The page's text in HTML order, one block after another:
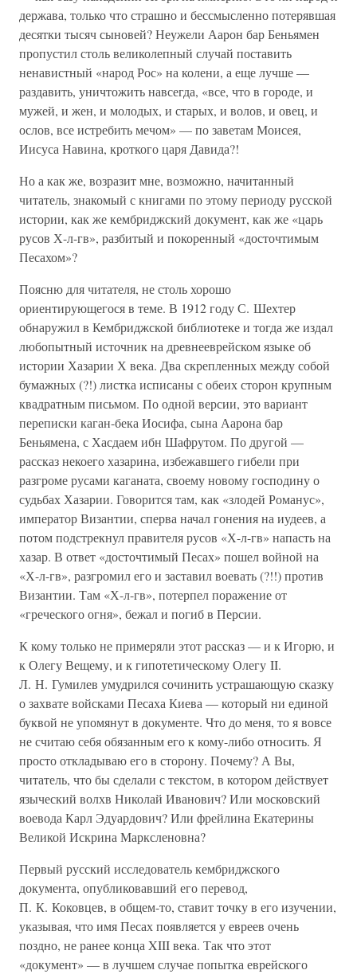
держава, только что страшно и бессмысленно потерявшая
десятки тысяч сыновей? Неужели Аарон бар Беньямен
пропустил столь великолепный случай поставить
ненавистный «народ Рос» на колени, а еще лучше —
раздавить, уничтожить навсегда, «все, что в городе, и
мужей, и жен, и молодых, и старых, и волов, и овец, и
ослов, все истребить мечом» — по заветам Моисея,
Иисуса Навина, кроткого царя Давида?!
Но а как же, возразит мне, возможно, начитанный
читатель, знакомый с книгами по этому периоду русской
истории, как же кембриджский документ, как же «царь
русов Х-л-гв», разбитый и покоренный «досточтимым
Песахом»?
Поясню для читателя, не столь хорошо
ориентирующегося в теме. В 1912 году С. Шехтер
обнаружил в Кембриджской библиотеке и тогда же издал
любопытный источник на древнееврейском языке об
истории Хазарии Х века. Два скрепленных между собой
бумажных (?!) листка исписаны с обеих сторон крупным
квадратным письмом. По одной версии, это вариант
переписки каган-бека Иосифа, сына Аарона бар
Беньямена, с Хасдаем ибн Шафрутом. По другой —
рассказ некоего хазарина, избежавшего гибели при
разгроме русами каганата, своему новому господину о
судьбах Хазарии. Говорится там, как «злодей Романус»,
император Византии, сперва начал гонения на иудеев, а
потом подстрекнул правителя русов «Х-л-гв» напасть на
хазар. В ответ «досточтимый Песах» пошел войной на
«Х-л-гв», разгромил его и заставил воевать (?!!) против
Византии. Там «Х-л-гв», потерпел поражение от
«греческого огня», бежал и погиб в Персии.
К кому только не примеряли этот рассказ — и к Игорю, и
к Олегу Вещему, и к гипотетическому Олегу II.
Л. Н. Гумилев умудрился сочинить устрашающую сказку
о захвате войсками Песаха Киева — который ни единой
буквой не упомянут в документе. Что до меня, то я вовсе
не считаю себя обязанным его к кому-либо относить. Я
просто откладываю его в сторону. Почему? А Вы,
читатель, что бы сделали с текстом, в котором действует
языческий волхв Николай Иванович? Или московский
воевода Карл Эдуардович? Или фрейлина Екатерины
Великой Искрина Марксленовна?
Первый русский исследователь кембриджского
документа, опубликовавший его перевод,
П. К. Коковцев, в общем-то, ставит точку в его изучении,
указывая, что имя Песах появляется у евреев очень
поздно, не ранее конца XIII века. Так что этот
«документ» — в лучшем случае попытка еврейского